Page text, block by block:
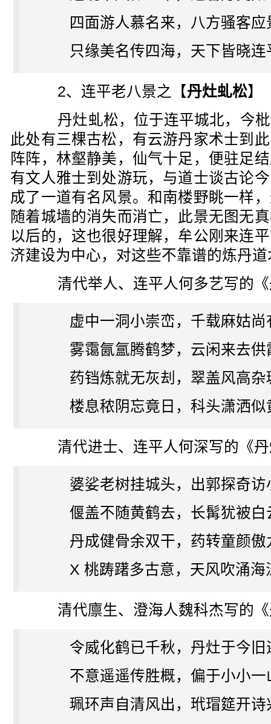
四面游人慕名来，八方骚客应
只缘美名传四海，天下皆晓连
2、连平老八景之【丹灶虬松】
丹灶虬松，位于连平城北，今枇
此处有三棵古松，有云游丹家术士到
阵阵，林壑静美，仙气十足，便驻足
有文人雅士到处游玩，与道士谈古论
成了一道有名风景。和南楼野眺一样
随着城墙的消失而消亡，此景无图无
以后的，这也很好理解，牟公刚来连
济建设为中心，对这些不靠谱的炼丹
清代举人、连平人何多艺写的《
虚中一洞小崇峦，千载麻姑尚
雾霭氤氲腾鹤梦，云闲来去供
药铛炼就无灰刦，翠盖风高杂
楼息秾阴忘竟日，科头潇洒似
清代进士、连平人何深写的《丹
婆娑老树挂城头，出郭探奇访
偃盖不随黄鹤去，长髯犹被白
丹成健骨余双干，药转童颜傲
X 桃踌躇多古意，天风吹涌海
清代廪生、澄海人魏科杰写的《
令威化鹤已千秋，丹灶于今旧
不意遥遥传胜概，偏于小小一
珮环声自清风出，玳瑁筵开诗